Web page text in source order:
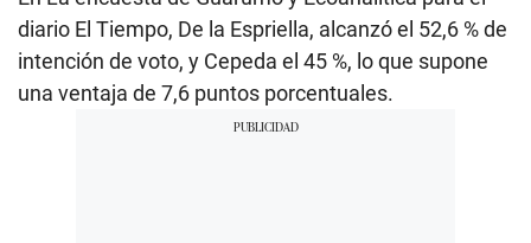
diario El Tiempo, De la Espriella, alcanzó el 52,6 % de
intención de voto, y Cepeda el 45 %, lo que supone
una ventaja de 7,6 puntos porcentuales.